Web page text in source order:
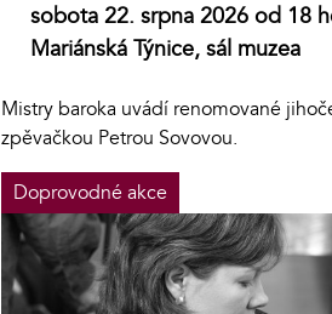
sobota 22. srpna 2026 od 18
Mariánská Týnice, sál muzea
Mistry baroka uvádí renomované
zpěvačkou Petrou Sovovou.
Doprovodné akce